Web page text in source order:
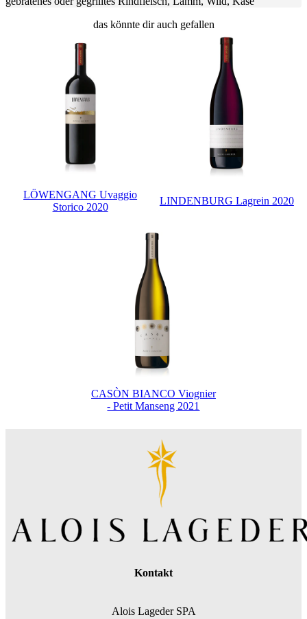
das könnte dir auch gefallen
LÖWENGANG Uvaggio
Storico 2020
LINDENBURG Lagrein 2020
CASÒN BIANCO Viognier
- Petit Manseng 2021
Kontakt
Alois Lageder SPA